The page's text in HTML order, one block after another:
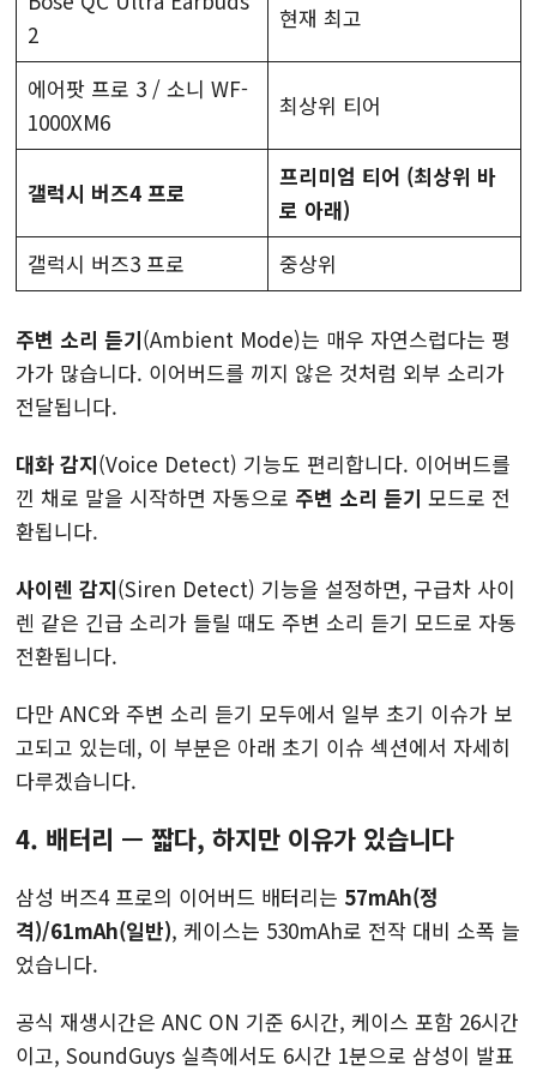
2
현재 최고
에어팟 프로 3 / 소니 WF-
1000XM6
최상위 티어
갤럭시 버즈4 프로
프리미엄 티어 (최상위 바
로 아래)
갤럭시 버즈3 프로
중상위
주변 소리 듣기(Ambient Mode)는 매우 자연스럽다는 평
가가 많습니다. 이어버드를 끼지 않은 것처럼 외부 소리가
전달됩니다.
대화 감지(Voice Detect) 기능도 편리합니다. 이어버드를
낀 채로 말을 시작하면 자동으로 주변 소리 듣기 모드로 전
환됩니다.
사이렌 감지(Siren Detect) 기능을 설정하면, 구급차 사이
렌 같은 긴급 소리가 들릴 때도 주변 소리 듣기 모드로 자동
전환됩니다.
다만 ANC와 주변 소리 듣기 모두에서 일부 초기 이슈가 보
고되고 있는데, 이 부분은 아래 초기 이슈 섹션에서 자세히
다루겠습니다.
4. 배터리 — 짧다, 하지만 이유가 있습니다
삼성 버즈4 프로의 이어버드 배터리는 57mAh(정
격)/61mAh(일반), 케이스는 530mAh로 전작 대비 소폭 늘
었습니다.
공식 재생시간은 ANC ON 기준 6시간, 케이스 포함 26시간
이고, SoundGuys 실측에서도 6시간 1분으로 삼성이 발표